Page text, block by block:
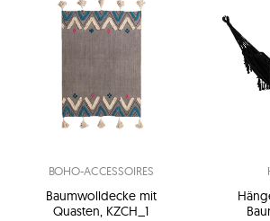
BOHO-ACCESSOIRES
Baumwolldecke mit
Quasten, KZCH_1